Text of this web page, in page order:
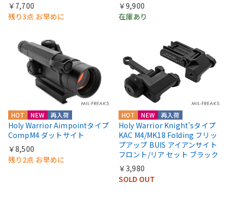
￥7,700
残り3点 お早めに
￥9,900
在庫あり
HOT NEW 再入荷
Holy Warrior Aimpointタイプ
CompM4 ダットサイト
￥8,500
残り2点 お早めに
HOT NEW 再入荷
Holy Warrior Knight'sタイプ
KAC M4/MK18 Folding フリッ
プアップ BUIS アイアンサイト
フロント/リア セット ブラック
￥3,980
SOLD OUT